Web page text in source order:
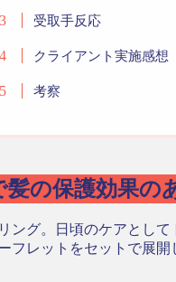
受取手反応
クライアント実施感想
考察
の保護効果
ング。日頃のケアとし
レットをセットで展